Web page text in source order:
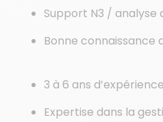
Support N3 / analyse
Bonne connaissance
3 à 6 ans
Expertise dans la